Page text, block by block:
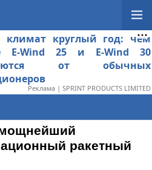
круглый год: чем
E-Wind 25 и E-Wind 30
от обычных
Реклама | SPRINT PRODUCTS LIMITED
ракетный